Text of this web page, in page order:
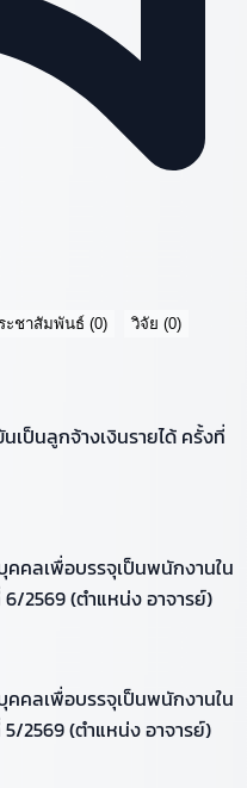
ะชาสัมพันธ์ (0) วิจัย (0)
ป็นลูกจ้างเงินรายได้ ครั้งที่
คลเพื่อบรรจุเป็นพนักงานใน
2569 (ตำแหน่ง อาจารย์)
คลเพื่อบรรจุเป็นพนักงานใน
2569 (ตำแหน่ง อาจารย์)